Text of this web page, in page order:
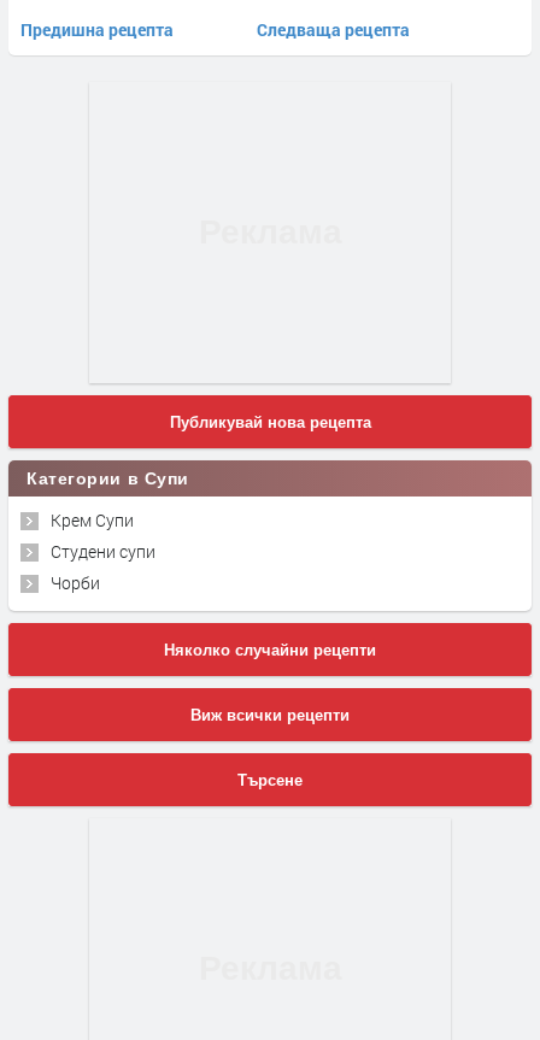
Предишна рецепта Следваща рецепта
Публикувай нова рецепта
Категории в Супи
Крем Супи
Студени супи
Чорби
Няколко случайни рецепти
Виж всички рецепти
Търсене